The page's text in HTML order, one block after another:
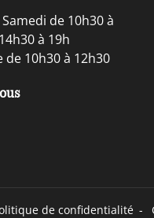
de 10h30 à
à 19h
de 10h30 à 12h30
de confidentialité